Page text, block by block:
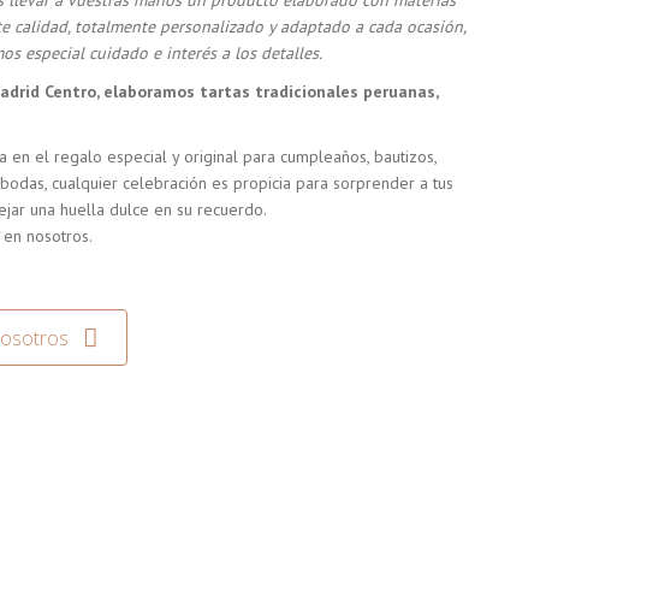
calidad, totalmente personalizado y adaptado a cada ocasión,
especial cuidado e interés a los detalles.
Centro, elaboramos tartas tradicionales peruanas,
en el regalo especial y original para cumpleaños, bautizos,
cualquier celebración es propicia para sorprender a tus
una huella dulce en su recuerdo.
nosotros.